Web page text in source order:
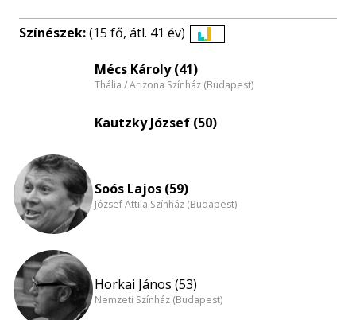
Színészek:(15 fő, átl. 41 év)
nagyítása
Mécs Károly (41)
Thália / Arizona Színház (Budapest)
Kautzky József (50)
Soós Lajos (59)
József Attila Színház (Budapest)
Horkai János (53)
Nemzeti Színház (Budapest)